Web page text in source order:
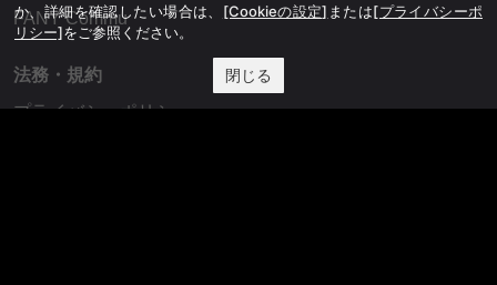
FANY Commu
法務・規約
プライバシーポリシー
か、詳細を確認したい場合は、 [Cookieの設定] または[プライバシーポ
リシー]をご参照ください。
閉じる